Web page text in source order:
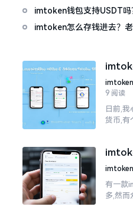
imtoken钱包支持USDT吗
imtoken怎么存钱进去？
载，
9 阅读
日前,
货币,有
文说
有一款
多,然而